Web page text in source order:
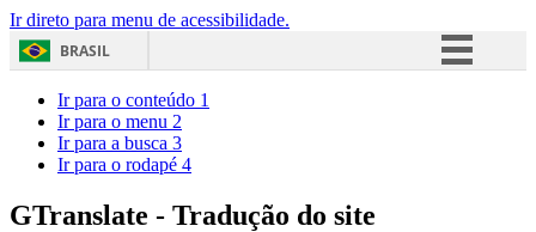
Ir direto para menu de acessibilidade.
BRASIL
Acesso à informação
Ir para o conteúdo 1
Ir para o menu 2
Ir para a busca 3
Ir para o rodapé 4
GTranslate - Tradução do site